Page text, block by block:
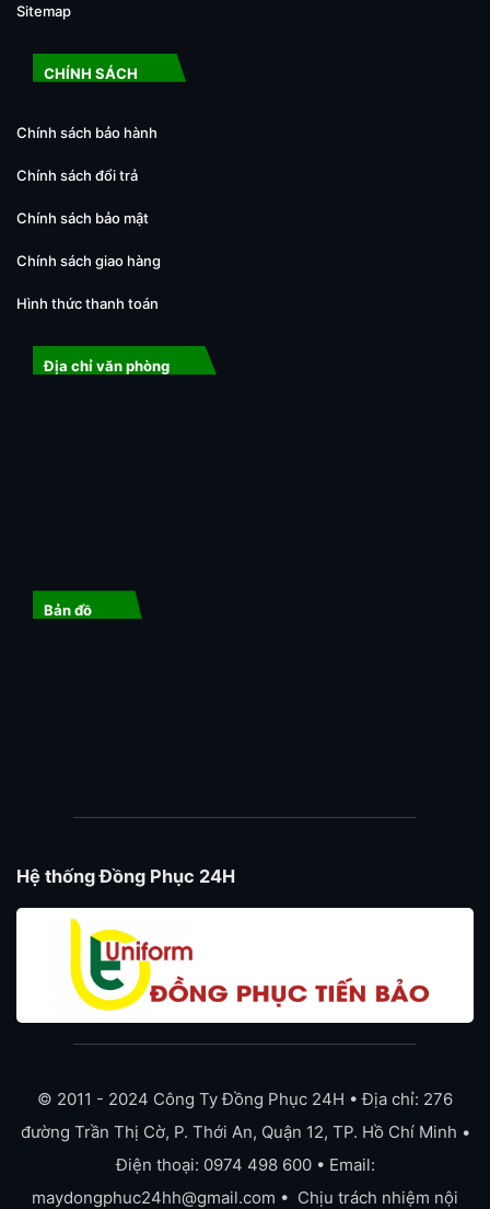
Sitemap
CHÍNH SÁCH
Chính sách bảo hành
Chính sách đổi trả
Chính sách bảo mật
Chính sách giao hàng
Hình thức thanh toán
Địa chỉ văn phòng
Bản đồ
Hệ thống Đồng Phục 24H
© 2011 - 2024 Công Ty Đồng Phục 24H • Địa chỉ: 276
đường Trần Thị Cờ, P. Thới An, Quận 12, TP. Hồ Chí Minh •
Điện thoại: 0974 498 600 • Email:
maydongphuc24hh@gmail.com • Chịu trách nhiệm nội